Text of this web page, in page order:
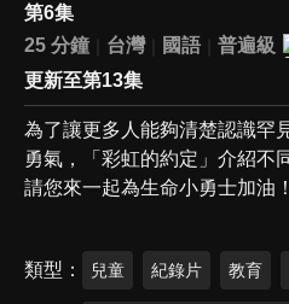
第6集
25 分鐘
台灣 國語
普遍級
更新至第13集
為了讓更多人能夠清楚認識罕
勇氣，「彩虹的約定」介紹不
請您來一起為生命小勇士加油！
類型 兒童 紀錄片 教育